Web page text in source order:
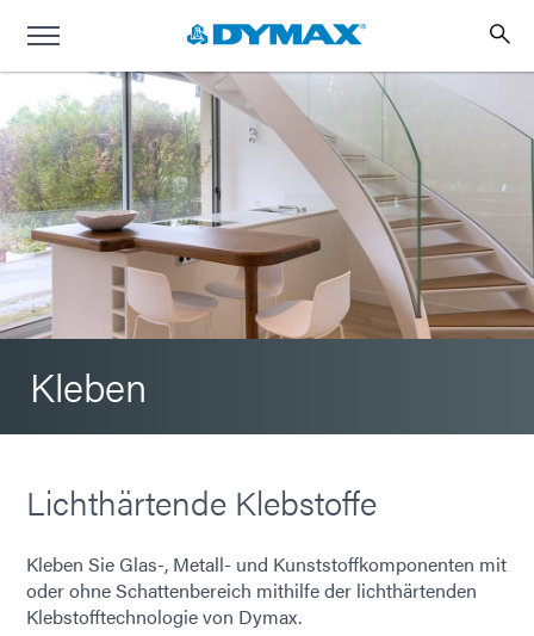
Kleben
Lichthärtende Klebstoffe
Kleben Sie Glas-, Metall- und Kunststoffkomponenten mit
oder ohne Schattenbereich mithilfe der lichthärtenden
Klebstofftechnologie von Dymax.